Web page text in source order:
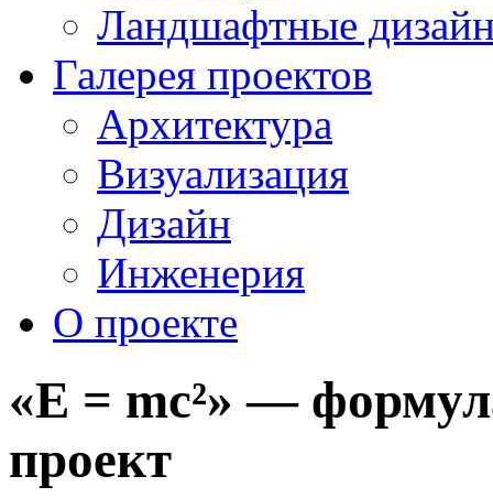
Ландшафтные
Галерея проектов
Архитектура
Визуализация
Дизайн
Инженерия
О проекте
«E = mc²» —
проект